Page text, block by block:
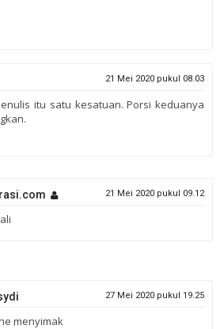
21 Mei 2020 pukul 08.03
itu satu kesatuan. Porsi keduanya
21 Mei 2020 pukul 09.12
27 Mei 2020 pukul 19.25
menyimak